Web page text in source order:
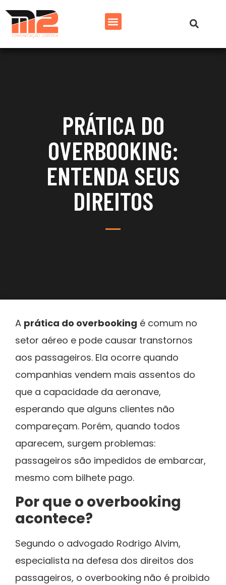
PRÁTICA DO
OVERBOOKING:
ENTENDA SEUS
DIREITOS
A prática do overbooking é comum no
setor aéreo e pode causar transtornos
aos passageiros. Ela ocorre quando
companhias vendem mais assentos do
que a capacidade da aeronave,
esperando que alguns clientes não
compareçam. Porém, quando todos
aparecem, surgem problemas:
passageiros são impedidos de embarcar,
mesmo com bilhete pago.
Por que o overbooking
acontece?
Segundo o advogado Rodrigo Alvim,
especialista na defesa dos direitos dos
passageiros, o overbooking não é proibido